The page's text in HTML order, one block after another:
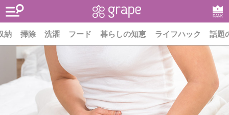
RANK
納 掃除 洗濯 フード 暮らしの知恵 ライフハック 話題